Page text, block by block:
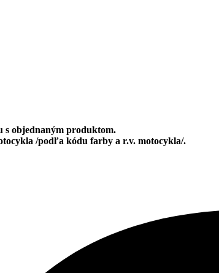
s objednaným produktom.
/podľa kódu farby a r.v. motocykla/.